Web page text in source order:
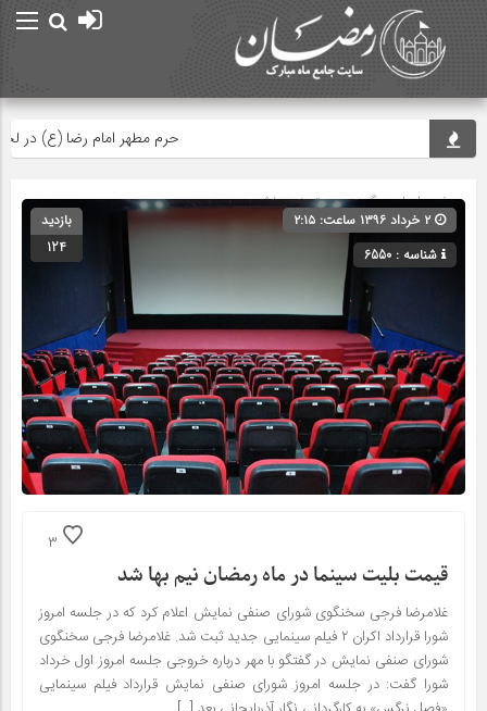
حرم مطهر امام رضا (ع) در لحظه
صفحه اصلی» گروه » دسته‌بندی نشده
شناسه : 6550
بازدید
124
3
قیمت بلیت سینما در ماه رمضان نیم بها شد
غلامرضا فرجی سخنگوی شورای صنفی نمایش اعلام کرد که در جلسه امروز
شورا قرارداد اکران ۲ فیلم سینمایی جدید ثبت شد. غلامرضا فرجی سخنگوی
شورای صنفی نمایش در گفتگو با مهر درباره خروجی جلسه امروز اول خرداد
شورا گفت: در جلسه امروز شورای صنفی نمایش قرارداد فیلم سینمایی